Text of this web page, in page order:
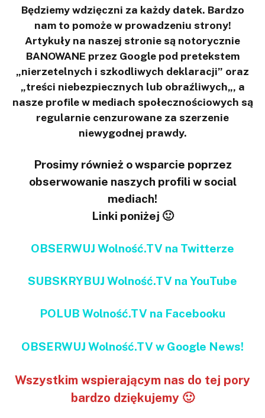
Będziemy wdzięczni za każdy datek. Bardzo
nam to pomoże w prowadzeniu strony!
Artykuły na naszej stronie są notorycznie
BANOWANE przez Google pod pretekstem
„nierzetelnych i szkodliwych deklaracji” oraz
„treści niebezpiecznych lub obraźliwych„, a
nasze profile w mediach społecznościowych są
regularnie cenzurowane za szerzenie
niewygodnej prawdy.
Prosimy również o wsparcie poprzez
obserwowanie naszych profili w social
mediach!
Linki poniżej 🙂
OBSERWUJ Wolność.TV na Twitterze
SUBSKRYBUJ Wolność.TV na YouTube
POLUB Wolność.TV na Facebooku
OBSERWUJ Wolność.TV w Google News!
Wszystkim wspierającym nas do tej pory
bardzo dziękujemy 🙂